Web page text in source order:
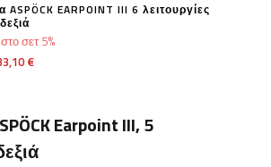
EARPOINT III 6 λειτουργίες
€
σετ 5%
Earpoint III, 5